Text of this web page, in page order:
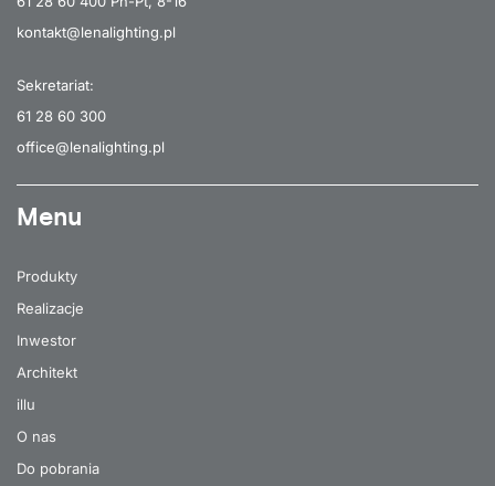
kontakt@lenalighting.pl
Sekretariat:
61 28 60 300
office@lenalighting.pl
Menu
Produkty
Realizacje
Inwestor
Architekt
illu
O nas
Do pobrania